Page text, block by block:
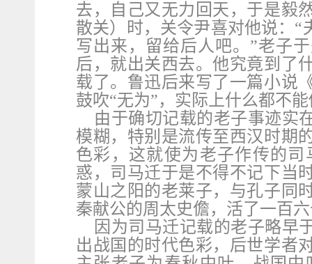
去，自己又无力回天，于是毅
散关）时，关令尹喜对他说：
写出来，留给后人吧。”老子
后，就出关西去。他究竟到了
载了。鲁迅后来写了一篇小说
鼓吹“无为”，实际上什么都不
由于确切记载的老子事迹实
模糊，特别是流传至西汉时期
色彩，这就使为老子作传的
惑，司马迁于是不得不记下当
蒙山之阳的老莱子，与孔子同
秦献公的周太史儋，活了一百
因为司马迁记载的老子略早
出战国的时代色彩，后世学者